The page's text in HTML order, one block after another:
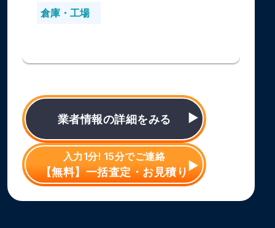
倉庫・工場
業者情報の詳細をみる
入力1分! 15分でご連絡
【無料】一括査定・お見積り